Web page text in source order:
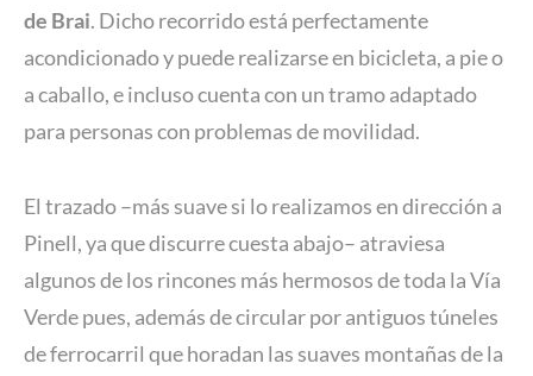
de Brai. Dicho recorrido está perfectamente
acondicionado y puede realizarse en bicicleta, a pie o
a caballo, e incluso cuenta con un tramo adaptado
para personas con problemas de movilidad.
El trazado –más suave si lo realizamos en dirección a
Pinell, ya que discurre cuesta abajo– atraviesa
algunos de los rincones más hermosos de toda la Vía
Verde pues, además de circular por antiguos túneles
de ferrocarril que horadan las suaves montañas de la